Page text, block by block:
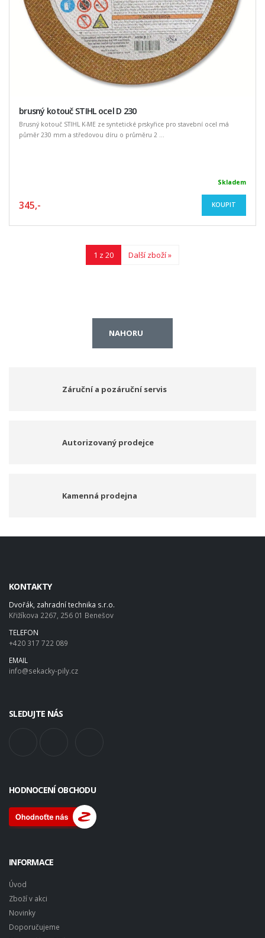
brusný kotouč STIHL ocel D 230
Brusný kotouč STIHL K-ME ze syntetické prskyřice pro stavební ocel má
půměr 230 mm a středovou díru o průměru 2 ...
Skladem
345,- KOUPIT
1 z 20 Další zboží »
NAHORU
Záruční a pozáruční servis
Autorizovaný prodejce
Kamenná prodejna
KONTAKTY
Dvořák, zahradní technika s.r.o.
Křižíkova 2267, 256 01 Benešov
TELEFON
+420 317 722 089
EMAIL
info@sekacky-pily.cz
SLEDUJTE NÁS
HODNOCENÍ OBCHODU
INFORMACE
Úvod
Zboží v akci
Novinky
Doporučujeme